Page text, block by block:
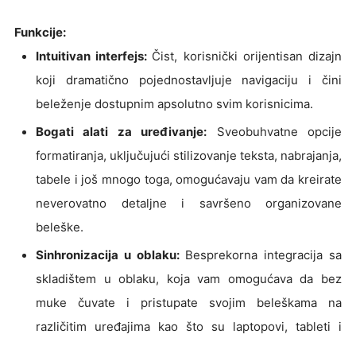
Funkcije:
Intuitivan interfejs: Čist, korisnički orijentisan dizajn
koji dramatično pojednostavljuje navigaciju i čini
beleženje dostupnim apsolutno svim korisnicima.
Bogati alati za uređivanje: Sveobuhvatne opcije
formatiranja, uključujući stilizovanje teksta, nabrajanja,
tabele i još mnogo toga, omogućavaju vam da kreirate
neverovatno detaljne i savršeno organizovane
beleške.
Sinhronizacija u oblaku:Besprekorna integracija sa
skladištem u oblaku, koja vam omogućava da bez
muke čuvate i pristupate svojim beleškama na
različitim uređajima kao što su laptopovi, tableti i